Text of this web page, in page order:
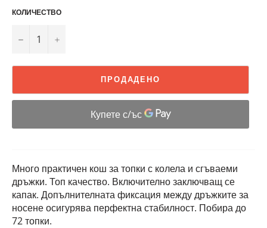
КОЛИЧЕСТВО
− +
ПРОДАДЕНО
Много практичен кош за топки с колела и сгъваеми
дръжки. Топ качество. Включително заключващ се
капак. Допълнителната фиксация между дръжките за
носене осигурява перфектна стабилност. Побира до
72 топки.